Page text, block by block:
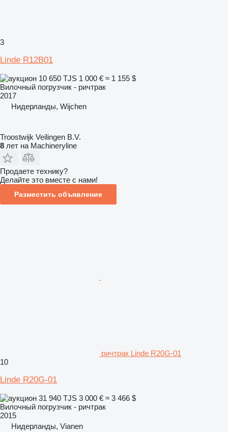
3
Linde R12B01
10 650 TJS 1 000 € ≈ 1 155 $
Вилочный погрузчик - ричтрак
2017
Нидерланды, Wijchen
Troostwijk Veilingen B.V.
8 лет на Machineryline
Продаете технику?
Делайте это вместе с нами!
Разместить объявление
ричтрак Linde R20G-01
10
Linde R20G-01
31 940 TJS 3 000 € ≈ 3 466 $
Вилочный погрузчик - ричтрак
2015
Нидерланды, Vianen